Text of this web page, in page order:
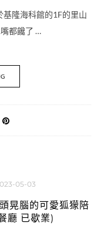
隆海科館的1F的里山
都饞了 …
05-03
晃腦的可愛狐獴陪
廳 已歇業)